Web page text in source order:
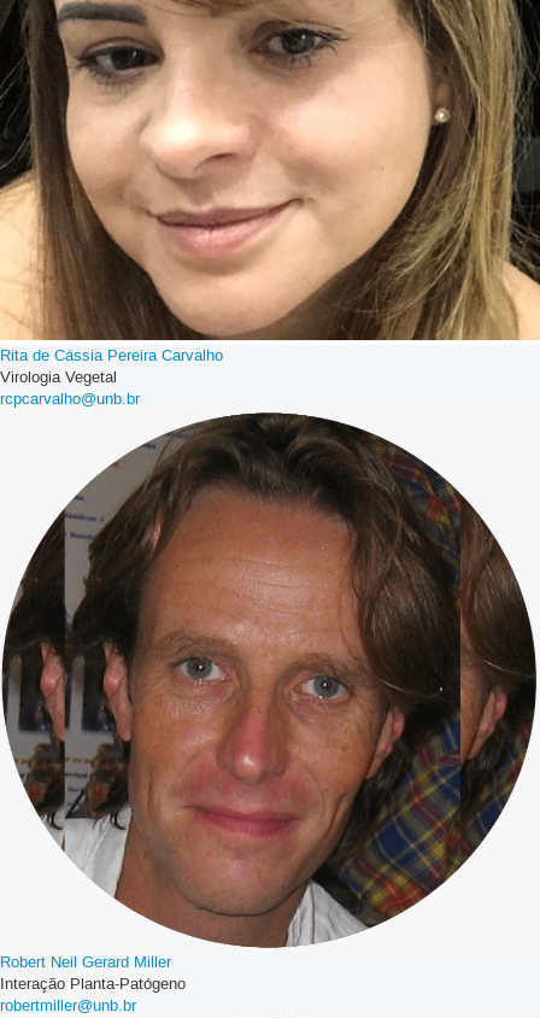
Rita de Cássia Pereira Carvalho
Virologia Vegetal
rcpcarvalho@unb.br
Robert Neil Gerard Miller
Interação Planta-Patógeno
robertmiller@unb.br